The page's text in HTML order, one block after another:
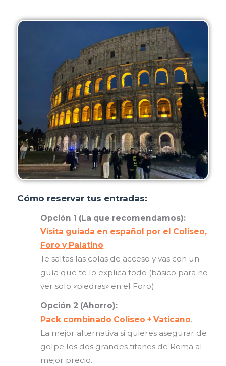
Cómo reservar tus entradas:
Opción 1 (La que recomendamos):
Visita guiada en español por el Coliseo,
Foro y Palatino.
Te saltas las colas de acceso y vas con un
guía que te lo explica todo (básico para no
ver solo «piedras» en el Foro).
Opción 2 (Ahorro):
Pack combinado Coliseo + Vaticano.
La mejor alternativa si quieres asegurar de
golpe los dos grandes titanes de Roma al
mejor precio.